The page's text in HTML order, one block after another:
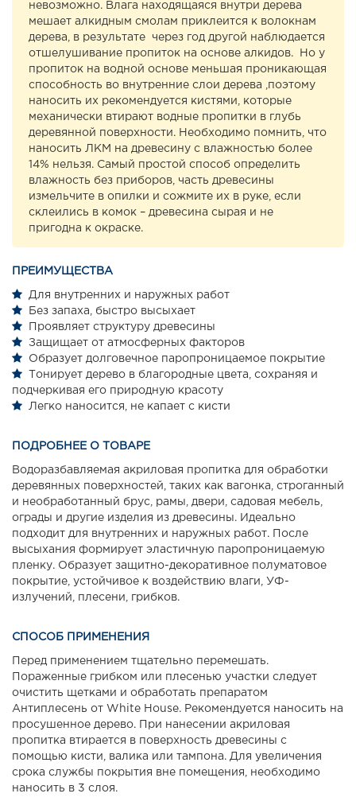
невозможно. Влага находящаяся внутри дерева
мешает алкидным смолам приклеится к волокнам
дерева, в результате через год другой наблюдается
отшелушивание пропиток на основе алкидов. Но у
пропиток на водной основе меньшая проникающая
способность во внутренние слои дерева ,поэтому
наносить их рекомендуется кистями, которые
механически втирают водные пропитки в глубь
деревянной поверхности. Необходимо помнить, что
наносить ЛКМ на древесину с влажностью более
14% нельзя. Самый простой способ определить
влажность без приборов, часть древесины
измельчите в опилки и сожмите их в руке, если
склеились в комок – древесина сырая и не
пригодна к окраске.
ПРЕИМУЩЕСТВА
Для внутренних и наружных работ
Без запаха, быстро высыхает
Проявляет структуру древесины
Защищает от атмосферных факторов
Образует долговечное паропроницаемое покрытие
Тонирует дерево в благородные цвета, сохраняя и
подчеркивая его природную красоту
Легко наносится, не капает с кисти
ПОДРОБНЕЕ О ТОВАРЕ
Водоразбавляемая акриловая пропитка для обработки
деревянных поверхностей, таких как вагонка, строганный
и необработанный брус, рамы, двери, садовая мебель,
ограды и другие изделия из древесины. Идеально
подходит для внутренних и наружных работ. После
высыхания формирует эластичную паропроницаемую
пленку. Образует защитно-декоративное полуматовое
покрытие, устойчивое к воздействию влаги, УФ-
излучений, плесени, грибков.
СПОСОБ ПРИМЕНЕНИЯ
Перед применением тщательно перемешать.
Пораженные грибком или плесенью участки следует
очистить щетками и обработать препаратом
Антиплесень от White House. Рекомендуется наносить на
просушенное дерево. При нанесении акриловая
пропитка втирается в поверхность древесины с
помощью кисти, валика или тампона. Для увеличения
срока службы покрытия вне помещения, необходимо
наносить в 3 слоя.